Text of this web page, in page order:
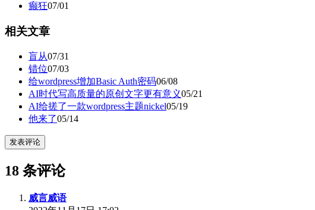
癫狂07/01
相关文章
盲从07/31
错位07/03
给wordpress增加Basic Auth密码06/08
AI时代写高质量的原创文字更有意义05/21
AI给搓了一款wordpress主题nickel05/19
他来了05/14
发表评论
18 条评论
威言威语